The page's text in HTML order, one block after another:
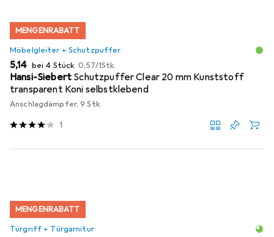
MENGENRABATT
Möbelgleiter + Schutzpuffer
EUR
5,14 bei 4 Stück EUR
0,57/1Stk.
Hansi-Siebert Schutzpuffer Clear 20 mm Kunststoff
transparent Koni selbstklebend
Anschlagdämpfer, 9 Stk.
1
MENGENRABATT
Türgriff + Türgarnitur